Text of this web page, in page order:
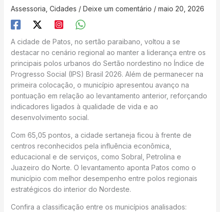
Assessoria Cidades / Deixe um comentário / maio 20, 2026
A cidade de Patos, no sertão paraibano, voltou a se
destacar no cenário regional ao manter a liderança entre os
principais polos urbanos do Sertão nordestino no Índice de
Progresso Social (IPS) Brasil 2026. Além de permanecer na
primeira colocação, o município apresentou avanço na
pontuação em relação ao levantamento anterior, reforçando
indicadores ligados à qualidade de vida e ao
desenvolvimento social.
Com 65,05 pontos, a cidade sertaneja ficou à frente de
centros reconhecidos pela influência econômica,
educacional e de serviços, como Sobral, Petrolina e
Juazeiro do Norte. O levantamento aponta Patos como o
município com melhor desempenho entre polos regionais
estratégicos do interior do Nordeste.
Confira a classificação entre os municípios analisados: